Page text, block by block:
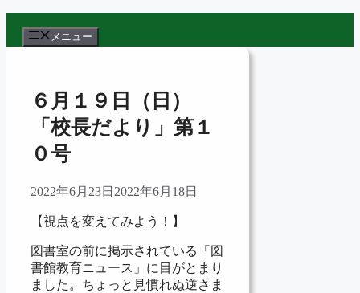
メニュー
６月１９日（日）
「校長だより」第１
０号
2022年6月23日 2022年6月18日
【視点を変えてみよう！】
図書室の前に掲示されている「図
書館教育ニュース」に目がとまり
ました。ちょっと見慣れぬ逆さま